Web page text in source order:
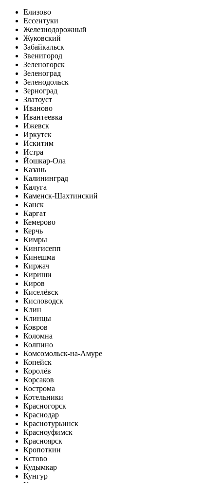
Елизово
Ессентуки
Железнодорожный
Жуковский
Забайкальск
Звенигород
Зеленогорск
Зеленоград
Зеленодольск
Зерноград
Златоуст
Иваново
Ивантеевка
Ижевск
Иркутск
Искитим
Истра
Йошкар-Ола
Казань
Калининград
Калуга
Каменск-Шахтинский
Канск
Каргат
Кемерово
Керчь
Кимры
Кингисепп
Кинешма
Киржач
Кириши
Киров
Киселёвск
Кисловодск
Клин
Клинцы
Ковров
Коломна
Колпино
Комсомольск-на-Амуре
Копейск
Королёв
Корсаков
Кострома
Котельники
Красногорск
Краснодар
Краснотурьинск
Красноуфимск
Красноярск
Кропоткин
Кстово
Кудымкар
Кунгур